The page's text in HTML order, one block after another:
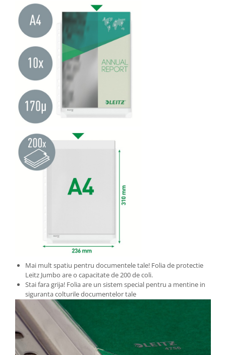
Imbracaminte
Tricouri
Bluze & Pulovere
Camasi
Pantaloni
Pantaloni cu pieptar
Hanorace
Jachete
Impermeabile
Reflectorizante
Incaltaminte
Incaltaminte de lucru si protectie
Incaltaminte de oras si munte
Echipamente medicale
Casti de protectie
Ochelari de protectie si viziere
Masti de protectie respiratorie
Sepci, caciuli si esarfe
Pachete promotionale
Accesorii pentru protectia muncii
Sosete de lucru
Mai mult spatiu pentru documentele tale! Folia de protectie
Leitz Jumbo are o capacitate de 200 de coli.
Stai fara grija! Folia are un sistem special pentru a mentine in
siguranta colturile documentelor tale